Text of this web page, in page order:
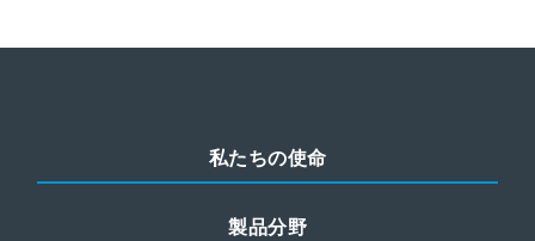
私たちの使命
製品分野